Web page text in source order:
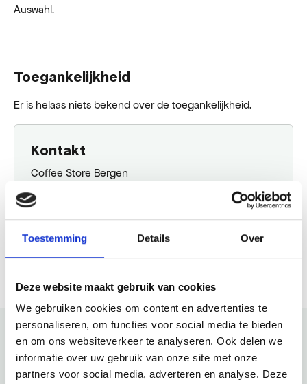
Toestemming Details Over
Deze website maakt gebruik van cookies
We gebruiken cookies om content en advertenties te
personaliseren, om functies voor social media te bieden
en om ons websiteverkeer te analyseren. Ook delen we
informatie over uw gebruik van onze site met onze
partners voor social media, adverteren en analyse. Deze
Auswahl.
Toegankelijkheid
Er is helaas niets bekend over de toegankelijkheid.
Kontakt
Coffee Store Bergen
1861 JT Bergen Nh
Plane deine Route
Schau auch mal